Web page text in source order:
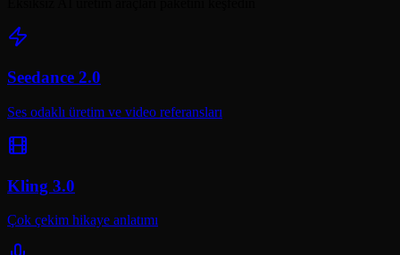
Seedance 2.0
Ses odaklı üretim ve video referansları
Kling 3.0
Çok çekim hikaye anlatımı